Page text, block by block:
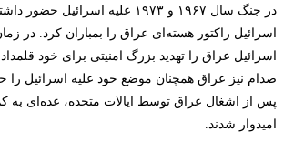
اسرائیل راکتور هسته‌ای عراق را بمباران کرد. در
اسرائیل عراق را تهدید بزرگ امنیتی برای خود
صدام نیز عراق همچنان موضع خود علیه اسرائیل را
پس از اشغال عراق توسط ایالات متحده، عده‌ای
امیدوار شدند.